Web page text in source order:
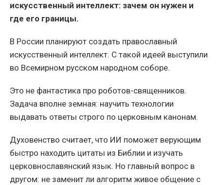
искусственный интеллект: зачем он нужен и
где его границы.
В России планируют создать православный
искусственный интеллект. С такой идеей выступили
во Всемирном русском народном соборе.
Это не фантастика про роботов-священников.
Задача вполне земная: научить технологии
выдавать ответы строго по церковным канонам.
Духовенство считает, что ИИ поможет верующим
быстро находить цитаты из Библии и изучать
церковнославянский язык. Но главный вопрос в
другом: не заменит ли алгоритм живое общение с